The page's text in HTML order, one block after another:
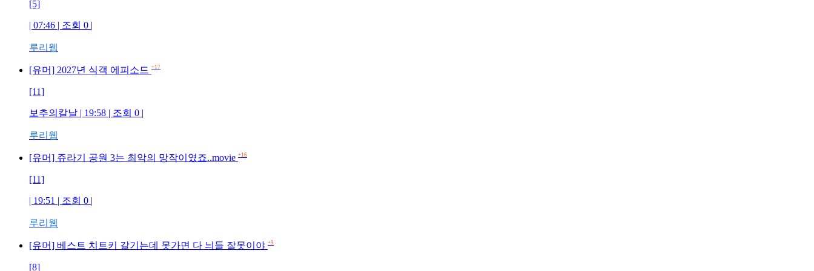
[5]
| 07:46 | 조회 0 |
루리웹
[유머] 2027년 식객 에피소드 +17
[11]
보추의칼날 | 19:58 | 조회 0 |
루리웹
[유머] 쥬라기 공원 3는 최악의 망작이였죠..movie +16
[11]
| 19:51 | 조회 0 |
루리웹
[유머] 베스트 치트키 갈기는데 못가면 다 늬들 잘못이야 +9
[8]